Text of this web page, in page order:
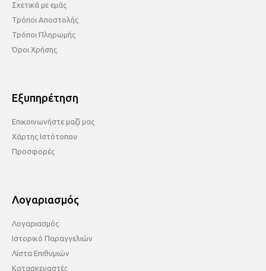
Σχετικά με εμάς
Τρόποι Αποστολής
Τρόποι Πληρωμής
Όροι Χρήσης
Εξυπηρέτηση
Επικοινωνήστε μαζί μας
Χάρτης Ιστότοπου
Προσφορές
Λογαριασμός
Λογαριασμός
Ιστορικό Παραγγελιών
Λίστα Επιθυμιών
Κατασκευαστές